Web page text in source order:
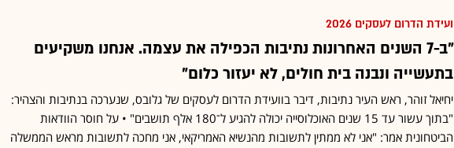
ועידת הדרום לעסקים 2026
"ב-7 השנים האחרונות נתיבות הכפילה את עצמה. אנחנו משקיעים
בתעשייה ונבנה בית חולים, לא יעזור כלום"
יחיאל זוהר, ראש העיר נתיבות, דיבר בוועידת הדרום לעסקים של גלובס, שנערכה בנתיבות והצהיר:
"בתוך עשור עד 15 שנים האוכלוסייה יכולה להגיע ל־180 אלף תושבים" • על חוסר הוודאות
הביטחונית אמר: "אני לא ממתין לתשובות מהנשיא האמריקאי, אני מחכה לתשובות מראש הממשלה